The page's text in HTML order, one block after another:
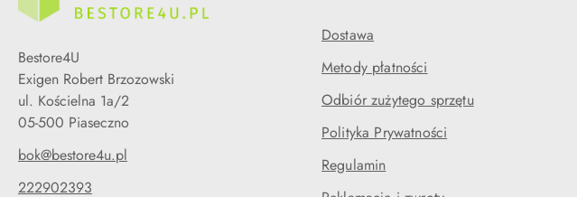
Bestore4U
Exigen Robert Brzozowski
ul. Kościelna 1a/2
05-500 Piaseczno
bok@bestore4u.pl
222902393
Dostawa
Metody płatności
Odbiór zużytego sprzętu
Polityka Prywatności
Regulamin